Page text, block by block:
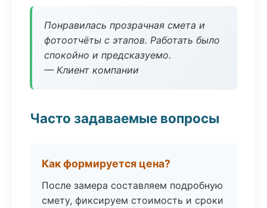
Понравилась прозрачная смета и
фотоотчёты с этапов. Работать было
спокойно и предсказуемо.
— Клиент компании
Часто задаваемые вопросы
Как формируется цена?
После замера составляем подробную
смету, фиксируем стоимость и сроки